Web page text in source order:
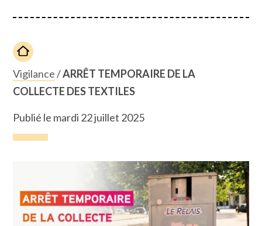
Vigilance/ARRÊT TEMPORAIRE DE LA
COLLECTE DES TEXTILES
Publié le mardi 22 juillet 2025